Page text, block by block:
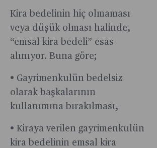
Kira bedelinin hiç olmaması
veya düşük olması halinde,
“emsal kira bedeli” esas
alınıyor. Buna göre;
• Gayrimenkulün bedelsiz
olarak başkalarının
kullanımına bırakılması,
• Kiraya verilen gayrimenkulün
kira bedelinin emsal kira